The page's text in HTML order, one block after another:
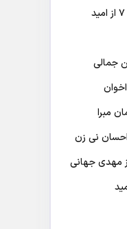
دانلود پادکست ديپ سنس ۷ از اميد
جمالی
مبرا
احسان نی زن
مهدی جهانی